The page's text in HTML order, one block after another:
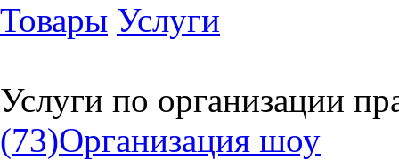
Товары Услуги
Услуги по организации
(73)Организация шоу